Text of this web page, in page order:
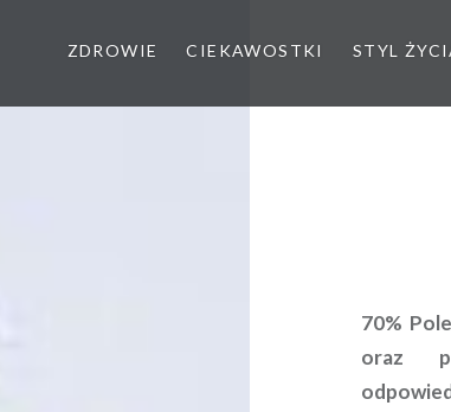
ZDROWIE CIEKAWOSTKI STYL
70%
oraz